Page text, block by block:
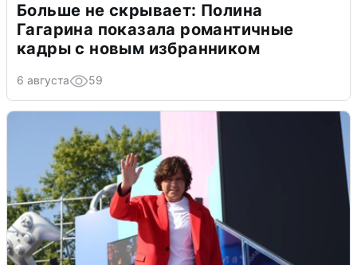
Больше не скрывает: Полина
Гагарина показала романтичные
кадры с новым избранником
6 августа 59